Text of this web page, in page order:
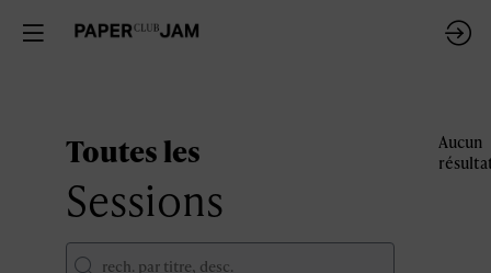
Toutes les
Sessions
Aucun